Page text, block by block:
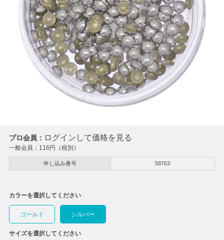
プロ会員： ログインして価格を見る
一般会員： 116円（税別）
申し込み番号 58763
カラーを選択してください
ゴールド シルバー
サイズを選択してください